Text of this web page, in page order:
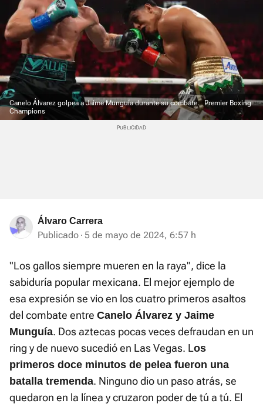
Canelo Álvarez golpea a Jaime Munguía durante su combate. Premier Boxing
Champions
Álvaro Carrera
Publicado 5 de mayo de 2024, 6:57 h
"Los gallos siempre mueren en la raya", dice la
sabiduría popular mexicana. El mejor ejemplo de
esa expresión se vio en los cuatro primeros asaltos
del combate entre Canelo Álvarez y Jaime
Munguía. Dos aztecas pocas veces defraudan en un
ring y de nuevo sucedió en Las Vegas. Los
primeros doce minutos de pelea fueron una
batalla tremenda. Ninguno dio un paso atrás, se
quedaron en la línea y cruzaron poder de tú a tú. El